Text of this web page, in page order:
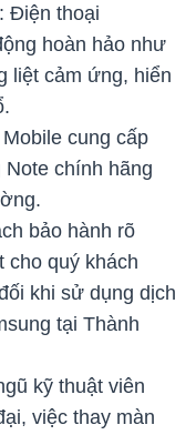
Điện thoại
hoàn hảo như
liệt cảm ứng, hiển
cung cấp
chính hãng
bảo hành rõ
cho quý khách
khi sử dụng dịch
tại Thành
kỹ thuật viên
việc thay màn